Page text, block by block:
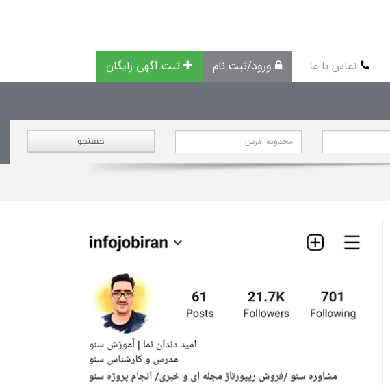
تماس با ما ورود/ثبت نام ثبت آگهی رایگان
جستجو